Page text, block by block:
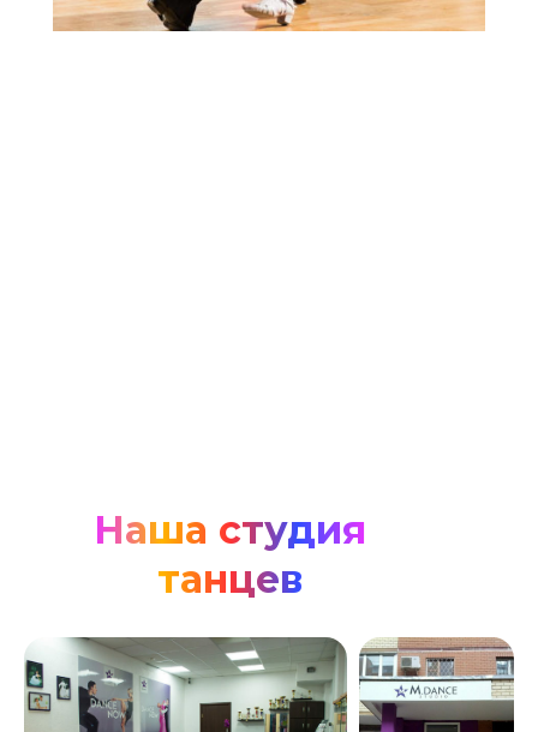
Наша студия
танцев